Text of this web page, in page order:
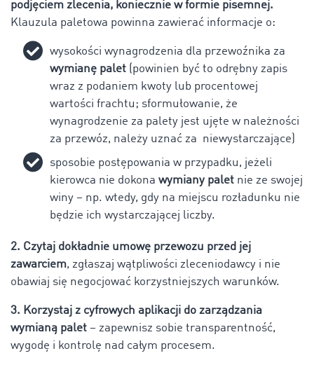
podjęciem zlecenia, koniecznie w formie pisemnej.
Klauzula paletowa powinna zawierać informacje o:
wysokości wynagrodzenia dla przewoźnika za
wymianę palet (powinien być to odrębny zapis
wraz z podaniem kwoty lub procentowej
wartości frachtu; sformułowanie, że
wynagrodzenie za palety jest ujęte w należności
za przewóz, należy uznać za niewystarczające)
sposobie postępowania w przypadku, jeżeli
kierowca nie dokona wymiany palet nie ze swojej
winy – np. wtedy, gdy na miejscu rozładunku nie
będzie ich wystarczającej liczby.
2. Czytaj dokładnie umowę przewozu przed jej
zawarciem, zgłaszaj wątpliwości zleceniodawcy i nie
obawiaj się negocjować korzystniejszych warunków.
3. Korzystaj z cyfrowych aplikacji do zarządzania
wymianą palet – zapewnisz sobie transparentność,
wygodę i kontrolę nad całym procesem.